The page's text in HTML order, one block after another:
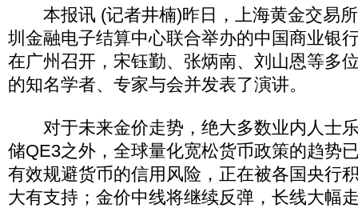
本报讯 (记者井楠)昨日，上海黄金交易所
圳金融电子结算中心联合举办的中国商业银
在广州召开，宋钰勤、张炳南、刘山恩等多
的知名学者、专家与会并发表了演讲。
对于未来金价走势，绝大多数业内人士
储QE3之外，全球量化宽松货币政策的趋势
有效规避货币的信用风险，正在被各国央行
大有支持；金价中线将继续反弹，长线大幅